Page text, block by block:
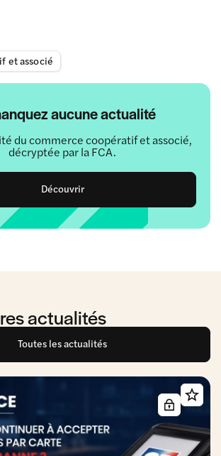
et associé
aucune actualité
du commerce coopératif et associé,
décryptée par la FCA.
Découvrir
actualités
Toutes les actualités